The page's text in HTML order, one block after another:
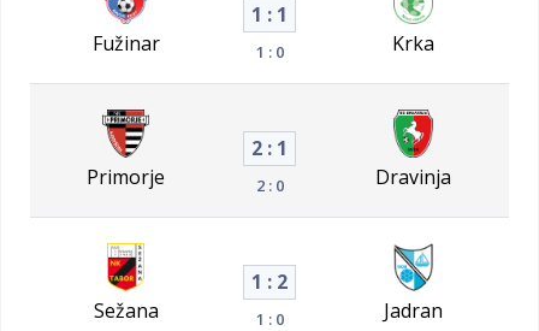
Fužinar
1 : 1
1 : 0 Krka
Primorje
2 : 1
2 : 0 Dravinja
Sežana
1 : 2
1 : 0 Jadran